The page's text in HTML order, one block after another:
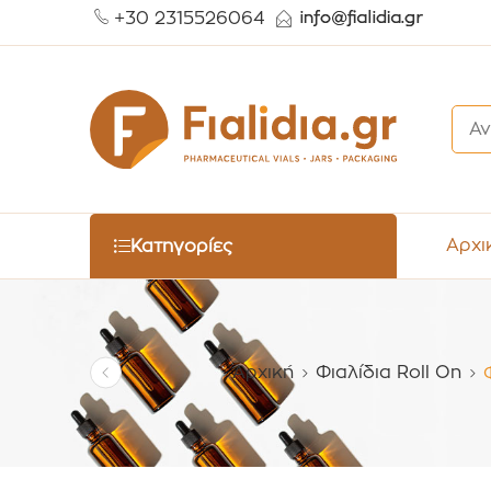
+30 2315526064
Κατηγορίες
Αρχική Φιαλίδια Roll On